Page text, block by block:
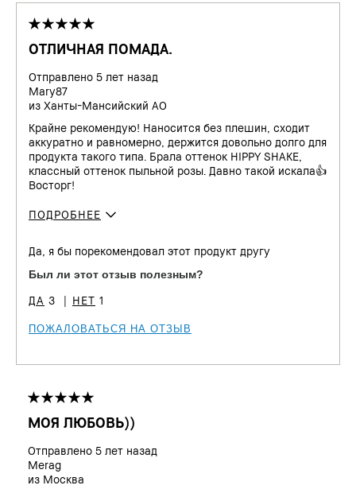
ОТЛИЧНАЯ ПОМАДА.
Отправлено 5 лет назад
Mary87
из Ханты-Мансийский АО
Крайне рекомендую! Наносится без плешин, сходит
аккуратно и равномерно, держится довольно долго для
продукта такого типа. Брала оттенок HIPPY SHAKE,
классный оттенок пыльной розы. Давно такой искала👍
Восторг!
ПОДРОБНЕЕ
Тип кожи
Нормальная
Тон кожи
От светлого до среднего
Да, я бы порекомендовал этот продукт другу
Был ли этот отзыв полезным?
3 1
ПОЖАЛОВАТЬСЯ НА ОТЗЫВ
МОЯ ЛЮБОВЬ))
Отправлено 5 лет назад
Merag
из Москва